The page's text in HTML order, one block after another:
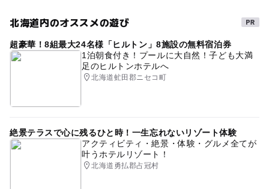
北海道内のオススメの遊び
超豪華！8組最大24名様「ヒルトン」8施設の無料宿泊券
1泊朝食付き！プールに大自然！子ども大満
足のヒルトンホテルへ
北海道虻田郡ニセコ町
絶景テラスで心に残るひと時！一生忘れないリゾート体験
アクティビティ・絶景・体験・グルメ全てが
叶うホテルリゾート！
北海道勇払郡占冠村